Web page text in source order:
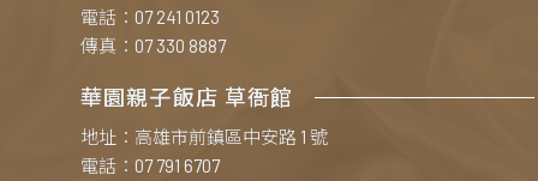
電話：07 241 0123
傳真：07 330 8887
華園親子飯店 草衙館
地址：高雄市前鎮區中安路 1 號
電話：07 791 6707